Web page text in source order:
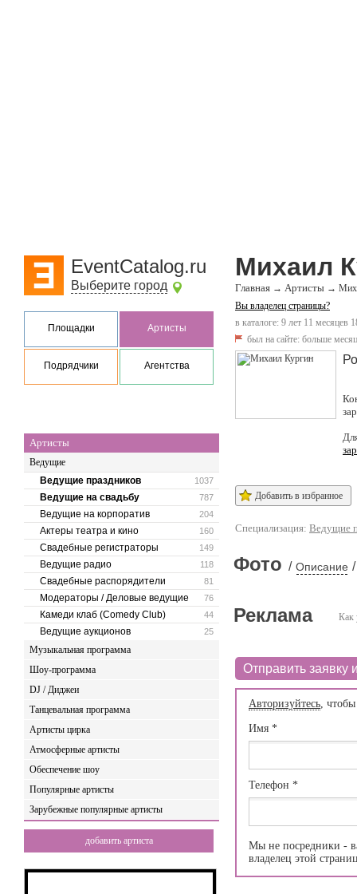
EventCatalog.ru
Выберите город
Площадки Артисты
Подрядчики Агентства
Артисты
Ведущие
1037
Ведущие праздников
787
Ведущие на свадьбу
204
Ведущие на корпоратив
160
Актеры театра и кино
149
Свадебные регистраторы
118
Ведущие радио
81
Свадебные распорядители
76
Модераторы / Деловые ведущие
44
Камеди клаб (Comedy Club)
25
Ведущие аукционов
Музыкальная программа
Шоу-программа
DJ / Диджеи
Танцевальная программа
Артисты цирка
Атмосферные артисты
Обеспечение шоу
Популярные артисты
Зарубежные популярные артисты
добавить артиста
Михаил
Главная → Артисты →
Вы владелец страницы?
в каталоге: 9 лет 11 месяцев
был на сайте: больше
Добавить в избранное
Специализация: Ведущие
Фото / Описание /
Как
Реклама
Отправить заявку
Авторизуйтесь,
Имя *
Телефон *
Мы не посредники -
владелец этой